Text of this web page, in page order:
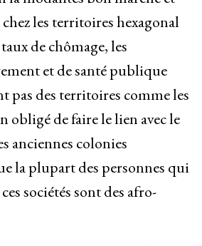
les territoires hexagonal
de chômage, les
et de santé publique
pas des territoires comme les
obligé de faire le lien avec le
anciennes colonies
la plupart des personnes qui
sociétés sont des afro-